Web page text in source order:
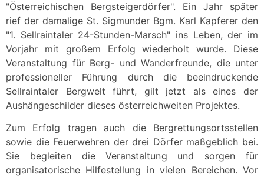
"Österreichischen Bergsteigerdörfer". Ein Jahr später
rief der damalige St. Sigmunder Bgm. Karl Kapferer den
"1. Sellraintaler 24-Stunden-Marsch" ins Leben, der im
Vorjahr mit großem Erfolg wiederholt wurde. Diese
Veranstaltung für Berg- und Wanderfreunde, die unter
professioneller Führung durch die beeindruckende
Sellraintaler Bergwelt führt, gilt jetzt als eines der
Aushängeschilder dieses österreichweiten Projektes.
Zum Erfolg tragen auch die Bergrettungsortsstellen
sowie die Feuerwehren der drei Dörfer maßgeblich bei.
Sie begleiten die Veranstaltung und sorgen für
organisatorische Hilfestellung in vielen Bereichen. Vor